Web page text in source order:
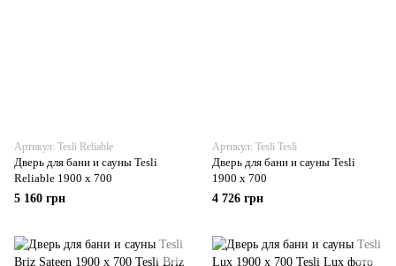
Артикул: Tesli Reliable
Дверь для бани и сауны Tesli
Reliable 1900 x 700
5 160 грн
Артикул: Tesli Tesli
Дверь для бани и сауны Tesli
1900 x 700
4 726 грн